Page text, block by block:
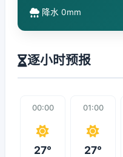
降水 0mm
逐小时预报
00:00
27°
01:00
27°